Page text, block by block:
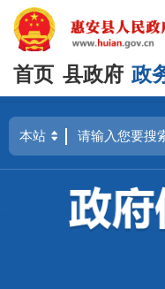
首页 县政府 政